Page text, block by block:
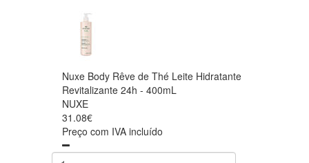
Nuxe Body Rêve de Thé Leite Hidratante
Revitalizante 24h - 400mL
NUXE
31.08€
Preço com IVA incluído